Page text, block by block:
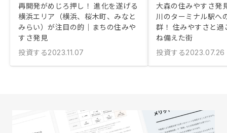
再開発がめじろ押し！ 進化を遂げる
横浜エリア（横浜、桜木町、みなと
みらい）が注目の的｜まちの住みや
すさ発見
投資する2023.11.07
大森の住みやすさ発
川のターミナル駅へ
群！ 住みやすさと
ね備えた街
投資する2023.07.26